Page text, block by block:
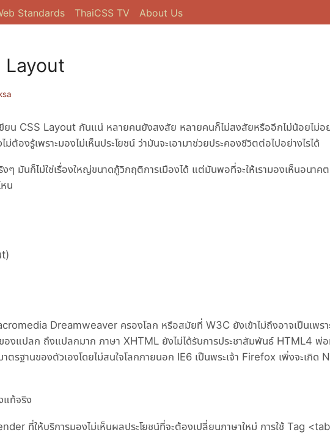
Standards ThaiCSS TV About Us
Layout
ขียน CSS Layout กันแน่ หลายคนยังสงสัย หลายคนก็ไม่สงสัยหรืออีกไม่น้อยไม่อ
ต้องรู้เพราะมองไม่เห็นประโยชน์ ว่ามันจะเอามาช่วยประคองชีวิตต่อไปอย่างไรได้
มันก็ไม่ใช่เรื่องใหญ่ขนาดกู้วิกฤติการเมืองได้ แต่มันพอที่จะให้เรามองเห็นอนาคต
น
Dreamweaver ครองโลก หรือสมัยที่ W3C ยังเข้าไม่ถึงอาจเป็นเพรา
องแปลก ถึงแปลกมาก ภาษา XHTML ยังไม่ได้รับการประชาสัมพันธ์ HTML4 พ่
รฐานของตัวเองโดยไม่สนใจโลกภายนอก IE6 เป็นพระเจ้า Firefox เพิ่งจะเกิด
แท้จริง
ที่ให้บริการมองไม่เห็นผลประโยชน์ที่จะต้องเปลี่ยนภาษาใหม่ การใช้ Tag